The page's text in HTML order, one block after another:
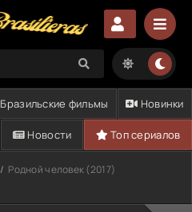
Бразильские фильмы Новинки
Новости Топ сериалов
Родной человек (2017)